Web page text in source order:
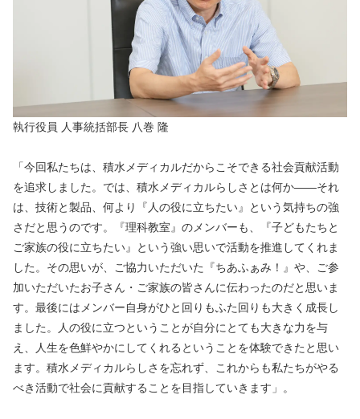
執行役員 人事統括部長 八巻 隆
「今回私たちは、積水メディカルだからこそできる社会貢献活動
を追求しました。では、積水メディカルらしさとは何か――それ
は、技術と製品、何より『人の役に立ちたい』という気持ちの強
さだと思うのです。『理科教室』のメンバーも、『子どもたちと
ご家族の役に立ちたい』という強い思いで活動を推進してくれま
した。その思いが、ご協力いただいた『ちあふぁみ！』や、ご参
加いただいたお子さん・ご家族の皆さんに伝わったのだと思いま
す。最後にはメンバー自身がひと回りもふた回りも大きく成長し
ました。人の役に立つということが自分にとても大きな力を与
え、人生を色鮮やかにしてくれるということを体験できたと思い
ます。積水メディカルらしさを忘れず、これからも私たちがやる
べき活動で社会に貢献することを目指していきます」。